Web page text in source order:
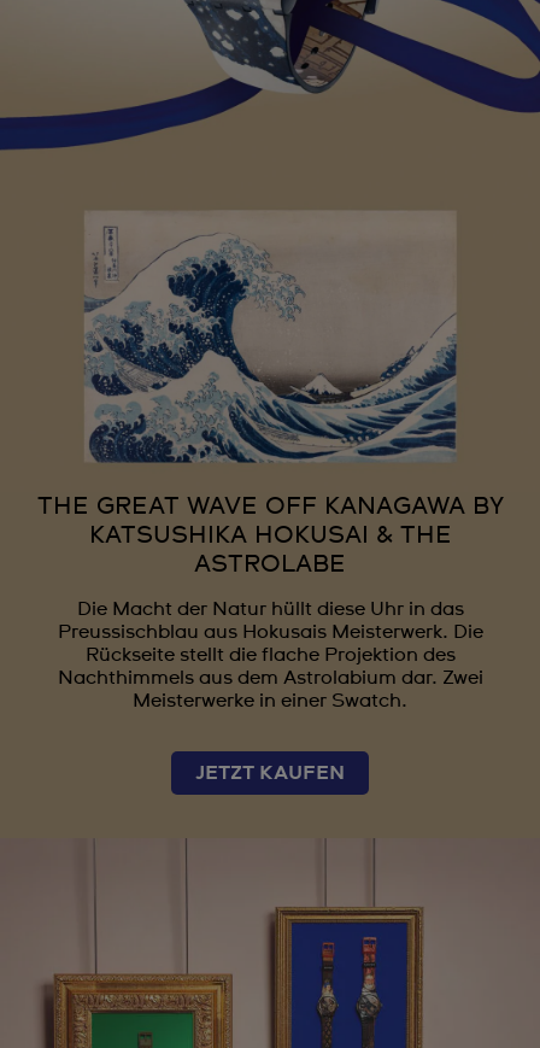
THE GREAT WAVE OFF KANAGAWA BY
KATSUSHIKA HOKUSAI & THE
ASTROLABE
Die Macht der Natur hüllt diese Uhr in das
Preussischblau aus Hokusais Meisterwerk. Die
Rückseite stellt die flache Projektion des
Nachthimmels aus dem Astrolabium dar. Zwei
Meisterwerke in einer Swatch.
JETZT KAUFEN